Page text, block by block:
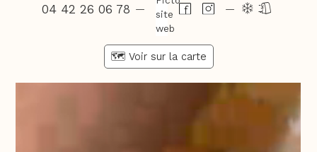
04 42 26 06 78 — — dl
🗺️ Voir sur la carte